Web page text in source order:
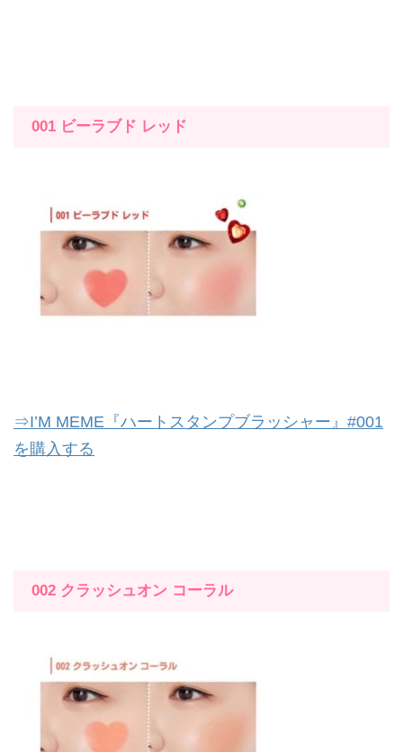
001 ビーラブド レッド
⇒I’M MEME『ハートスタンプブラッシャー』#001
を購入する
002 クラッシュオン コーラル